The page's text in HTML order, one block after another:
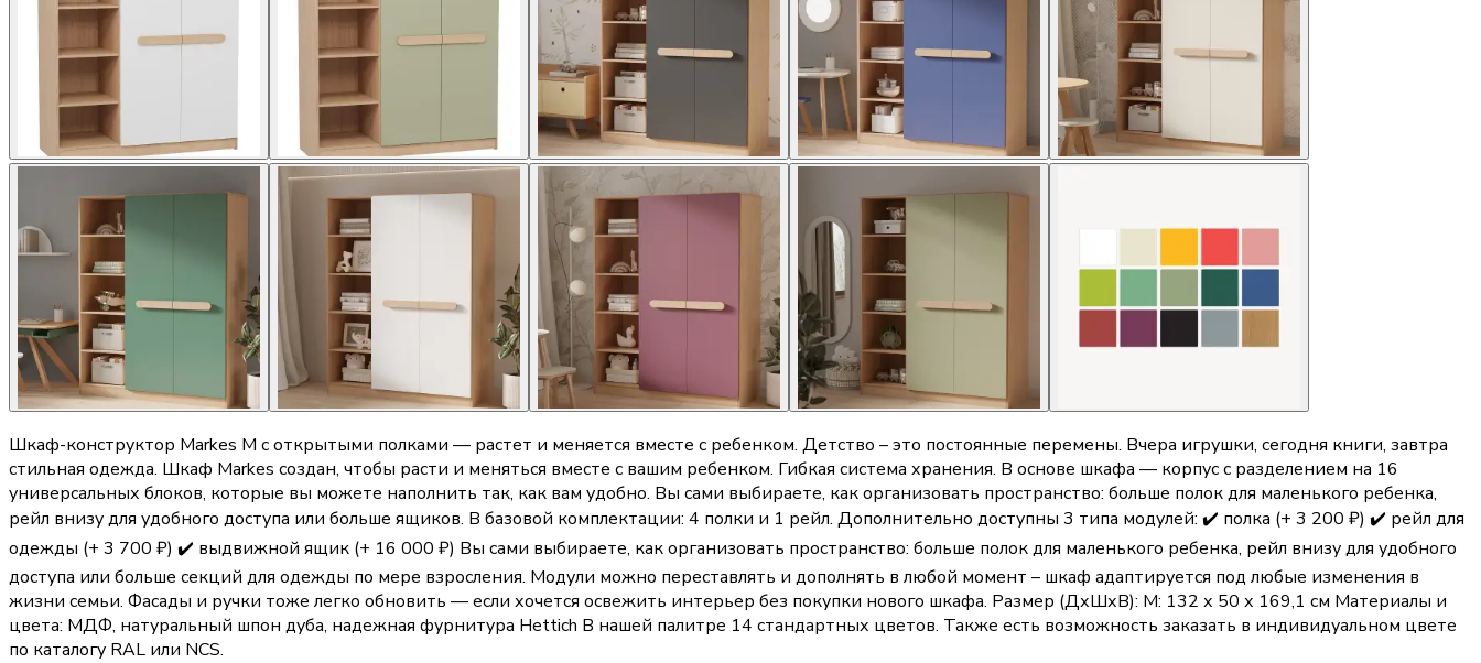
Шкаф-конструктор Markes M с открытыми полками — растет и меняется вместе с ребенком. Детство – это постоянные перемены. Вчера игрушки, сегодня книги, завтра
стильная одежда. Шкаф Markes создан, чтобы расти и меняться вместе с вашим ребенком. Гибкая система хранения. В основе шкафа — корпус с разделением на 16
универсальных блоков, которые вы можете наполнить так, как вам удобно. Вы сами выбираете, как организовать пространство: больше полок для маленького ребенка,
рейл внизу для удобного доступа или больше ящиков. В базовой комплектации: 4 полки и 1 рейл. Дополнительно доступны 3 типа модулей: ✔️ полка (+ 3 200 ₽) ✔️ рейл для
одежды (+ 3 700 ₽) ✔️ выдвижной ящик (+ 16 000 ₽) Вы сами выбираете, как организовать пространство: больше полок для маленького ребенка, рейл внизу для удобного
доступа или больше секций для одежды по мере взросления. Модули можно переставлять и дополнять в любой момент – шкаф адаптируется под любые изменения в
жизни семьи. Фасады и ручки тоже легко обновить — если хочется освежить интерьер без покупки нового шкафа. Размер (ДхШхВ): M: 132 х 50 х 169,1 см Материалы и
цвета: МДФ, натуральный шпон дуба, надежная фурнитура Hettich В нашей палитре 14 стандартных цветов. Также есть возможность заказать в индивидуальном цвете
по каталогу RAL или NCS.